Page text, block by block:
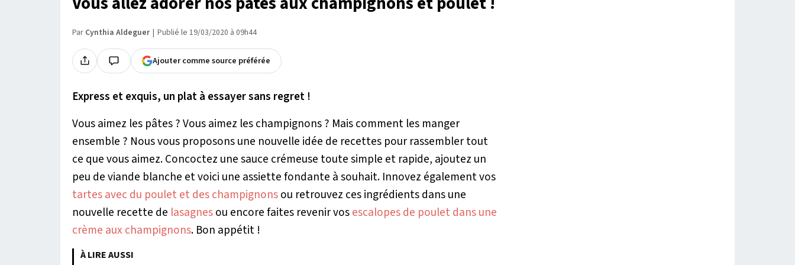
Par Cynthia Aldeguer Publié le 19/03/2020 à 09h44
Ajouter comme source préférée
Express et exquis, un plat à essayer sans regret !
Vous aimez les pâtes ? Vous aimez les champignons ? Mais comment les manger
ensemble ? Nous vous proposons une nouvelle idée de recettes pour rassembler tout
ce que vous aimez. Concoctez une sauce crémeuse toute simple et rapide, ajoutez un
peu de viande blanche et voici une assiette fondante à souhait. Innovez également vos
tartes avec du poulet et des champignonsou retrouvez ces ingrédients dans une
nouvelle recette de lasagnesou encore faites revenir vosescalopes de poulet dans une
crème aux champignons. Bon appétit !
À LIRE AUSSI